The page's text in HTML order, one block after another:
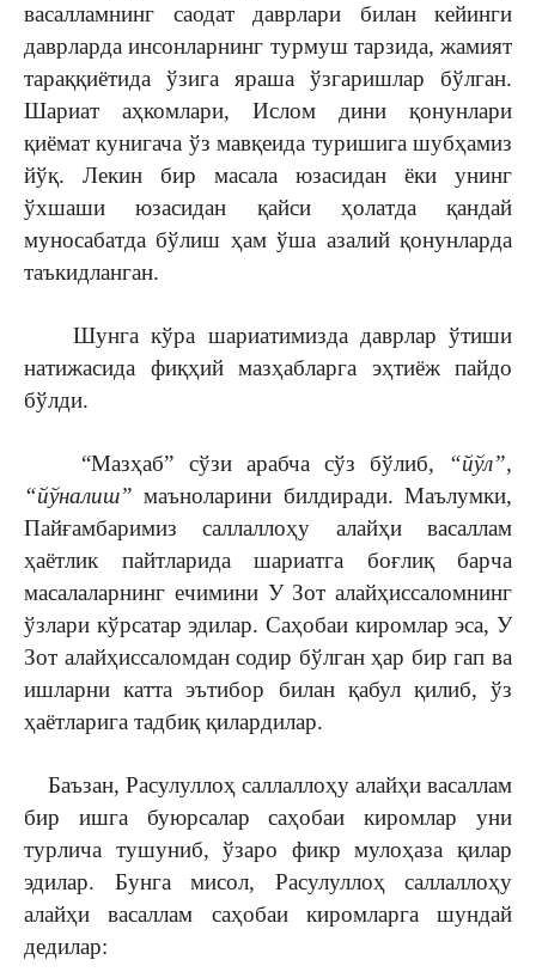
васалламнинг саодат даврлари билан кейинги
даврларда инсонларнинг турмуш тарзида, жамият
тараққиётида ўзига яраша ўзгаришлар бўлган.
Шариат аҳкомлари, Ислом дини қонунлари
қиёмат кунигача ўз мавқеида туришига шубҳамиз
йўқ. Лекин бир масала юзасидан ёки унинг
ўхшаши юзасидан қайси ҳолатда қандай
муносабатда бўлиш ҳам ўша азалий қонунларда
таъкидланган.
Шунга кўра шариатимизда даврлар ўтиши
натижасида фиқҳий мазҳабларга эҳтиёж пайдо
бўлди.
“Мазҳаб” сўзи арабча сўз бўлиб, “йўл”,
“йўналиш” маъноларини билдиради. Маълумки,
Пайғамбаримиз саллаллоҳу алайҳи васаллам
ҳаётлик пайтларида шариатга боғлиқ барча
масалаларнинг ечимини У Зот алайҳиссаломнинг
ўзлари кўрсатар эдилар. Саҳобаи киромлар эса, У
Зот алайҳиссаломдан содир бўлган ҳар бир гап ва
ишларни катта эътибор билан қабул қилиб, ўз
ҳаётларига тадбиқ қилардилар.
Баъзан, Расулуллоҳ саллаллоҳу алайҳи васаллам
бир ишга буюрсалар саҳобаи киромлар уни
турлича тушуниб, ўзаро фикр мулоҳаза қилар
эдилар. Бунга мисол, Расулуллоҳ саллаллоҳу
алайҳи васаллам саҳобаи киромларга шундай
дедилар: